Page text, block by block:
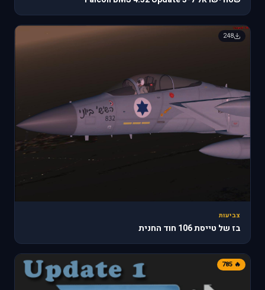
248
צביעות
בז של טייסת 106 חוד החנית
🔥 785